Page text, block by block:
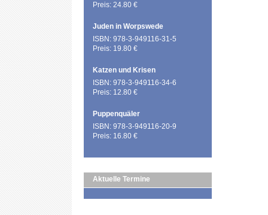
Preis: 24.80 €
Juden in Worpswede
ISBN: 978-3-949116-31-5
Preis: 19.80 €
Katzen und Krisen
ISBN: 978-3-949116-34-6
Preis: 12.80 €
Puppenquäler
ISBN: 978-3-949116-20-9
Preis: 16.80 €
Aktuelle Termine